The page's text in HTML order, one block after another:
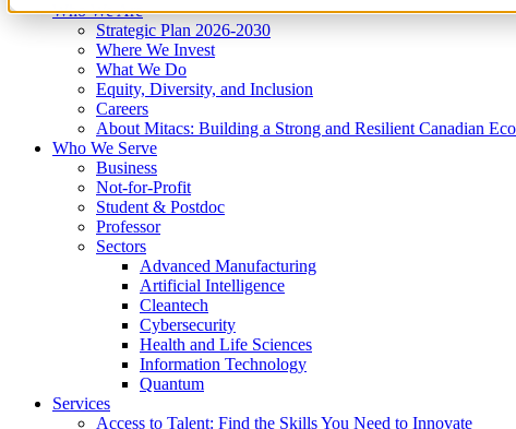
Who We Are
Strategic Plan 2026-2030
Where We Invest
What We Do
Equity, Diversity, and Inclusion
Careers
About Mitacs: Building a Strong and Resilient Canadian
Who We Serve
Business
Not-for-Profit
Student & Postdoc
Professor
Sectors
Advanced Manufacturing
Artificial Intelligence
Cleantech
Cybersecurity
Health and Life Sciences
Information Technology
Quantum
Services
Access to Talent: Find the Skills You Need to Innovate